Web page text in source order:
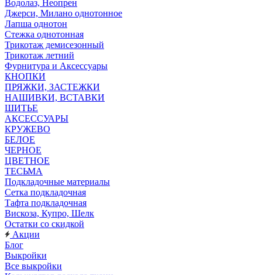
Водолаз, Неопрен
Джерси, Милано однотонное
Лапша однотон
Стежка однотонная
Трикотаж демисезонный
Трикотаж летний
Фурнитура и Аксессуары
КНОПКИ
ПРЯЖКИ, ЗАСТЕЖКИ
НАШИВКИ, ВСТАВКИ
ШИТЬЕ
АКСЕССУАРЫ
КРУЖЕВО
БЕЛОЕ
ЧЕРНОЕ
ЦВЕТНОЕ
ТЕСЬМА
Подкладочные материалы
Сетка подкладочная
Тафта подкладочная
Вискоза, Купро, Шелк
Остатки со скидкой
Акции
Блог
Выкройки
Все выкройки